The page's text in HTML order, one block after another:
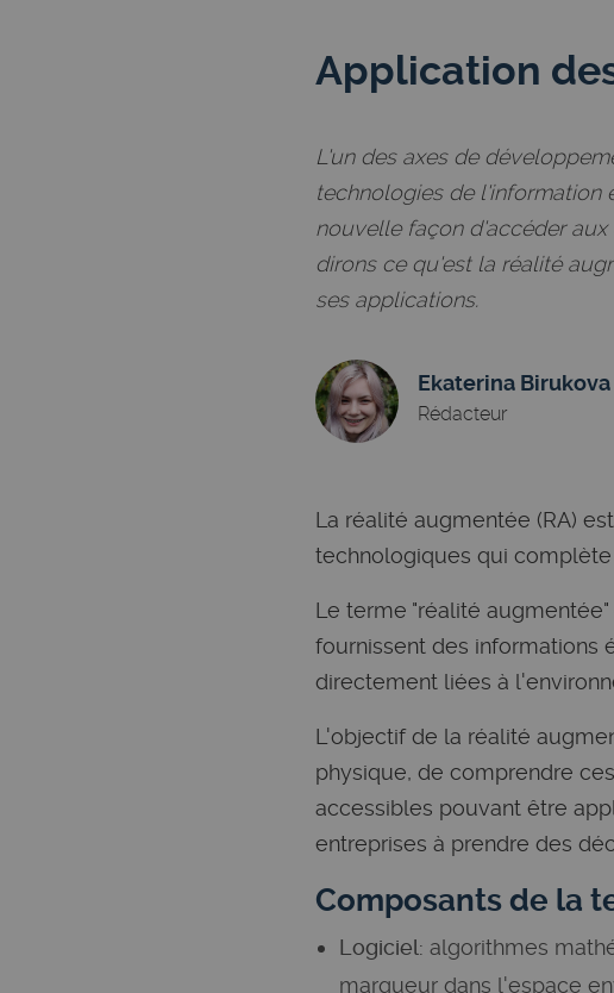
Application
L'un des axes de
technologies de l'information
nouvelle façon d'accéder
dirons ce qu'est la réalité
ses applications.
Ekaterina Birukova
Rédacteur
La réalité augmentée (RA)
technologiques qui
Le terme "réalité
fournissent des informations
directement liées à
L'objectif de la réalité
physique, de comprendre
accessibles pouvant être
entreprises à prendre des
Composants de la
Logiciel: algorithmes
marqueur dans l'espace